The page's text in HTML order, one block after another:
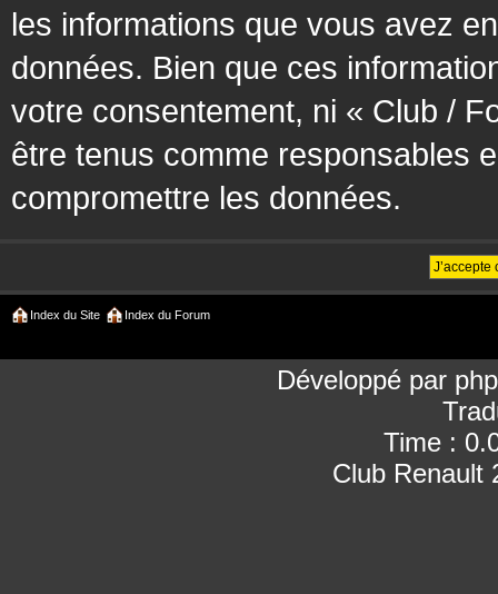
les informations que vous avez
données. Bien que ces
votre consentement, ni « Club /
être tenus comme responsables
compromettre les données.
Index du Site Index du Forum
Développé par
Time :
Club Renault